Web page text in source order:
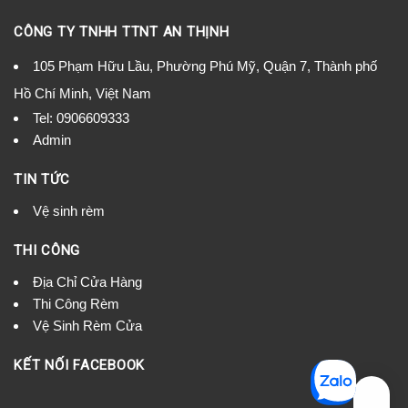
CÔNG TY TNHH TTNT AN THỊNH
105 Phạm Hữu Lầu, Phường Phú Mỹ, Quận 7, Thành phố
Hồ Chí Minh, Việt Nam
Tel: 0906609333
Admin
TIN TỨC
Vệ sinh rèm
THI CÔNG
Địa Chỉ Cửa Hàng
Thi Công Rèm
Vệ Sinh Rèm Cửa
KẾT NỐI FACEBOOK